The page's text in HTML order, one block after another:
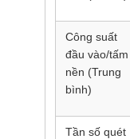
Công suất
đầu vào/tấm
nền (Trung
bình)
Tần số quét